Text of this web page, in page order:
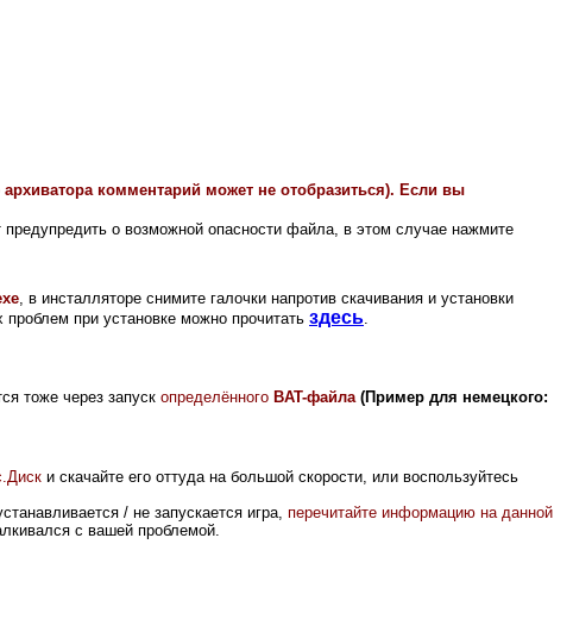
комментарий может не отобразиться). Если вы
предупредить о возможной опасности файла, в этом случае нажмите
в инсталляторе снимите галочки напротив скачивания и установки
при установке можно прочитать здесь
тоже через запуск определённого BAT-файла (Пример для немецкого:
и скачайте его оттуда на большой скорости, или воспользуйтесь
/ не запускается игра, перечитайте информацию на данной
с вашей проблемой.